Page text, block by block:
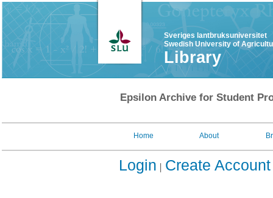
Sveriges lantbruksuniversitet
Swedish University of
Library
Epsilon Archive for Student
Home About
Login Create Account